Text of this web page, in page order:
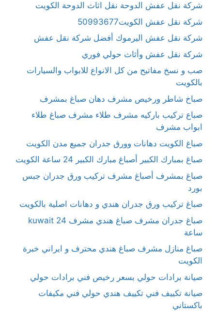
شركة نقل عفش الدوحة نقل اثاث الدوحة الكويت
شركة نقل عفش الكويت50993677
شركة نقل عفش اليرموك أفضل شركة نقل عفش
شركة نقل عفش وأثاث حولي فوري
صب و نسخ مفاتيح من كل الانواع للابواب والسيارات
بالكويت
صباخ شاطر ورخيص مشرف دهان صباغ بمشرف
صباع تركيب باركيه مشرف طلاء مشرف صباغ طلاء
ابواب مشرف
صباغ الكويت دهانات وورق جدران جميع مدن الكويت
صباغ بمبارك الكبير أصباغ مبارك الكبير 24 ساعة الكويت
صباغ بمشرف أصباغ مشرف تركيب ورق جدران جبس
بورد
صباغ تركيب ورق جدران هندي و دهانات اصلية بالكويت
صباغ جدران مشرف صباغ هندي مشرف kuwait 24
ساعة
صباغ منازل مشرف صباغ هندي محترف و ايراني خبرة
الكويت
صيانة برادات حولي بسعر رخيص فني برادات حولي
صيانة تكييف فني تكييف هندي حولي فني مكيفات
باكستاني